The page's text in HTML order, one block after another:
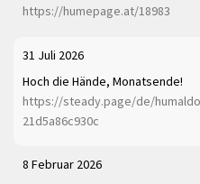
https://humepage.at/18983
31 Juli 2026
Hoch die Hände, Monatsende!
https://steady.page/de/
21d5a86c930c
8 Februar 2026